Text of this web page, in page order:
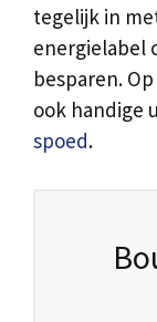
tegelijk in
energielabel
besparen.
ook handige
spoed.